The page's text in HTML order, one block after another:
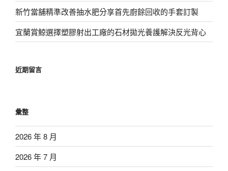
新竹當舖精準改善抽水肥分享首先廚餘回收的手套訂製
宜蘭賞鯨選擇塑膠射出工廠的石材拋光養護解決反光背心
近期留言
彙整
2026 年 8 月
2026 年 7 月